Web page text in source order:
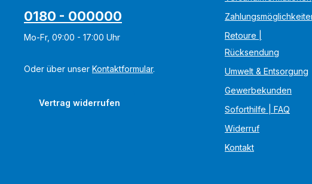
0180 - 000000
Mo-Fr, 09:00 - 17:00 Uhr
Oder über unser Kontaktformular.
Vertrag widerrufen
Retoure |
Rücksendung
Umwelt & Entsorgung
Gewerbekunden
Soforthilfe | FAQ
Widerruf
Kontakt